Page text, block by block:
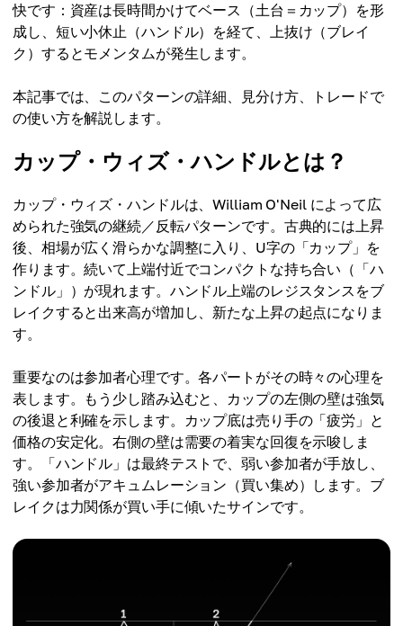
快です：資産は長時間かけてベース（土台＝カップ）を形
成し、短い小休止（ハンドル）を経て、上抜け（ブレイ
ク）するとモメンタムが発生します。
本記事では、このパターンの詳細、見分け方、トレードで
の使い方を解説します。
カップ・ウィズ・ハンドルとは？
カップ・ウィズ・ハンドルは、William O'Neil によって広
められた強気の継続／反転パターンです。古典的には上昇
後、相場が広く滑らかな調整に入り、U字の「カップ」を
作ります。続いて上端付近でコンパクトな持ち合い（「ハ
ンドル」）が現れます。ハンドル上端のレジスタンスをブ
レイクすると出来高が増加し、新たな上昇の起点になりま
す。
重要なのは参加者心理です。各パートがその時々の心理を
表します。もう少し踏み込むと、カップの左側の壁は強気
の後退と利確を示します。カップ底は売り手の「疲労」と
価格の安定化。右側の壁は需要の着実な回復を示唆しま
す。「ハンドル」は最終テストで、弱い参加者が手放し、
強い参加者がアキュムレーション（買い集め）します。ブ
レイクは力関係が買い手に傾いたサインです。